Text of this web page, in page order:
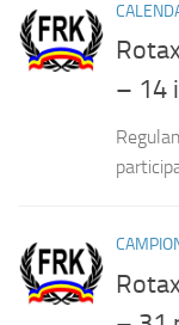
– 14